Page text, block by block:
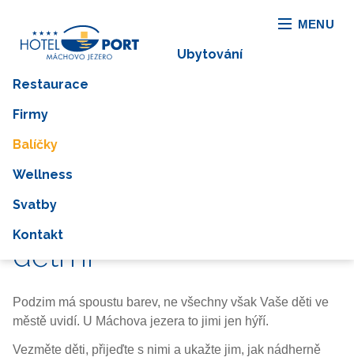
MENU
Ubytování
Restaurace
Firmy
Balíčky
Wellness
Svatby
Kontakt
Kouzelný podzim s
dětmi
Podzim má spoustu barev, ne všechny však Vaše děti ve
městě uvidí. U Máchova jezera to jimi jen hýří.
Vezměte děti, přijeďte s nimi a ukažte jim, jak nádherně